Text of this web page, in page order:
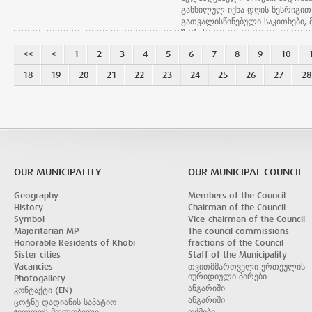
უფროსი);
და ა(ა)იპ „ხობის
საფეხბურთო კლუბ „კოლხეთის“
ორგანიზებით ტარდება.
განხილულ იქნა დღის წესრიგით
გათვალისწინებული საკითხები,
შორის:
მუნიციპალიტეტის 2025 წლის
შესახებ“ ხობის
რომლის თანახმადაც ხობის
ათასი ლარით. გადასახდელები
ოდენობით.
სხდომაზე ასევე განხილულ იქნა
დადგენილების პროექტი „ხობის
მუნიციპალიტეტის ტერიტორიაზე
სახელმწიფო და ხობის
მუნიციპალიტეტის საკუთრებაში
არსებული არასასოფლო-
დანიშნულების მიწის
ფასის დადგენის შესახებ“
მიხედვითაც არასასოფლო-
<< < 1 2 3 4 5 6 7 8 9 10
18 19 20 21 22 23 24 25 26 27 28
OUR MUNICIPALITY
Geography
History
Symbol
Majoritarian MP
Honorable Residents of Khobi
Sister cities
Vacancies
Photogallery
კონტაქტი (EN)
ცოტნე დადიანის საპატიო
OUR MUNICIPAL COUNCIL
Members of the Council
Chairman of the Council
Vice-chairman of the Council
The council commissions
fractions of the Council
Staff of the Municipality
თვითმმართველი ერთეულის
იურიდიული პირები
ანგარიში
ანგარიში